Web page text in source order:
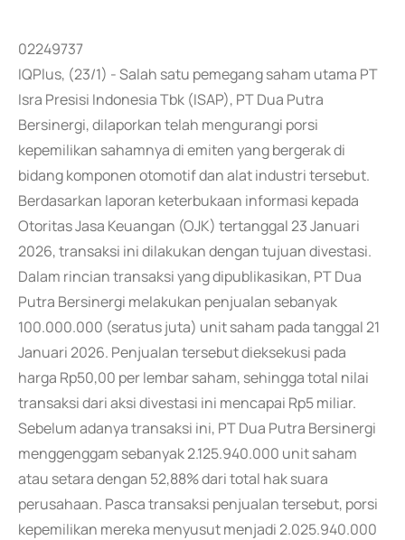
02249737
IQPlus, (23/1) - Salah satu pemegang saham utama PT
Isra Presisi Indonesia Tbk (ISAP), PT Dua Putra
Bersinergi, dilaporkan telah mengurangi porsi
kepemilikan sahamnya di emiten yang bergerak di
bidang komponen otomotif dan alat industri tersebut.
Berdasarkan laporan keterbukaan informasi kepada
Otoritas Jasa Keuangan (OJK) tertanggal 23 Januari
2026, transaksi ini dilakukan dengan tujuan divestasi.
Dalam rincian transaksi yang dipublikasikan, PT Dua
Putra Bersinergi melakukan penjualan sebanyak
100.000.000 (seratus juta) unit saham pada tanggal 21
Januari 2026. Penjualan tersebut dieksekusi pada
harga Rp50,00 per lembar saham, sehingga total nilai
transaksi dari aksi divestasi ini mencapai Rp5 miliar.
Sebelum adanya transaksi ini, PT Dua Putra Bersinergi
menggenggam sebanyak 2.125.940.000 unit saham
atau setara dengan 52,88% dari total hak suara
perusahaan. Pasca transaksi penjualan tersebut, porsi
kepemilikan mereka menyusut menjadi 2.025.940.000